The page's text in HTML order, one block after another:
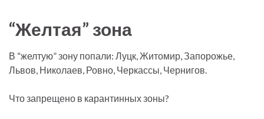
“Желтая” зона
В “желтую” зону попали: Луцк, Житомир, Запорожье,
Львов, Николаев, Ровно, Черкассы, Чернигов.
Что запрещено в карантинных зоны?